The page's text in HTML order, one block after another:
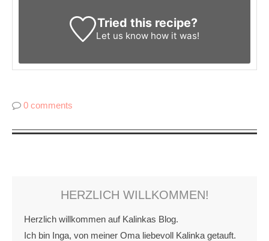
Tried this recipe?
Let us knowhow it was!
0 comments
HERZLICH WILLKOMMEN!
Herzlich willkommen auf Kalinkas Blog.
Ich bin Inga, von meiner Oma liebevoll Kalinka getauft.